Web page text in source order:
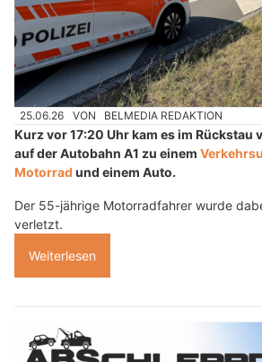
25.06.26 VON BELMEDIA REDAKTION
Kurz vor 17:20 Uhr kam es im Rückstau
auf der Autobahn A1 zu einem
Motorrad und einem Auto.
Der 55-jährige Motorradfahrer wurde
verletzt.
Weiterlesen